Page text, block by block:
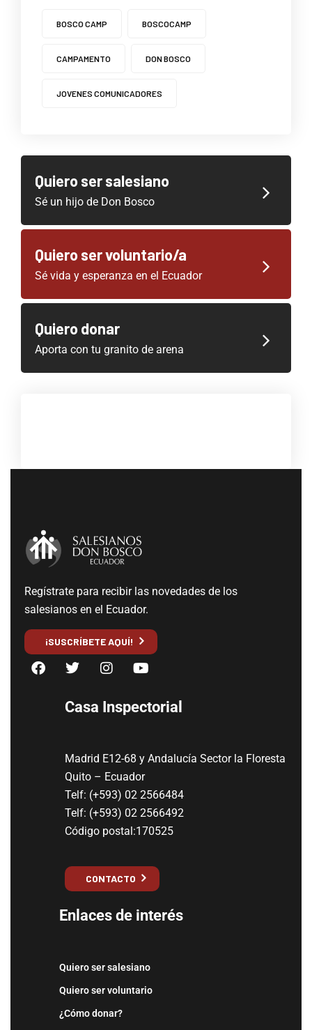
BOSCO CAMP BOSCOCAMP
CAMPAMENTO DON BOSCO
JOVENES COMUNICADORES
Quiero ser salesiano
Sé un hijo de Don Bosco
Quiero ser voluntario/a
Sé vida y esperanza en el Ecuador
Quiero donar
Aporta con tu granito de arena
Regístrate para recibir las novedades de los
salesianos en el Ecuador.
¡SUSCRÍBETE AQUÍ!
Casa Inspectorial
Madrid E12-68 y Andalucía Sector la Floresta
Quito – Ecuador
Telf: (+593) 02 2566484
Telf: (+593) 02 2566492
Código postal:170525
CONTACTO
Enlaces de interés
Quiero ser salesiano
Quiero ser voluntario
¿Cómo donar?